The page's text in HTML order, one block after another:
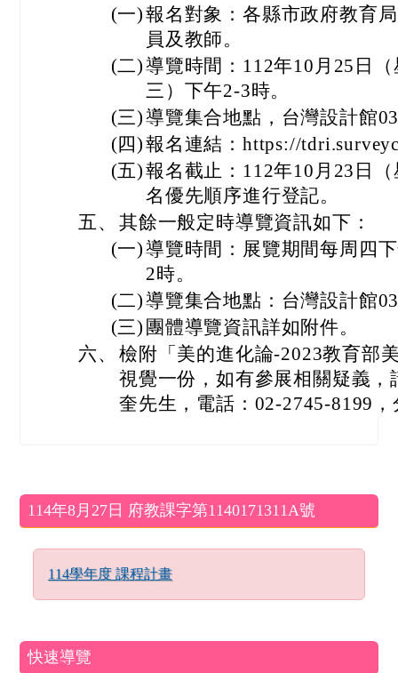
(一)報名對象：各縣市政府教育
員及教師。
(二)導覽時間：112年10月25日
三）下午2-3時。
(三)導覽集合地點，台灣設計館
(四)報名連結：https://
(五)報名截止：112年10月23日
名優先順序進行登記。
五、 其餘一般定時導覽資訊如下：
(一)導覽時間：展覽期間每周四
2時。
(二)導覽集合地點：台灣設計館
(三) 團體導覽資訊詳如附件。
六、 檢附「美的進化論-2023教育部
視覺一份，如有參展相關疑義
奎先生，電話：02-2745-8199
左邊區域內容
114年8月27日 府教課字第1140171311A號
114學年度 課程計畫
快速導覽